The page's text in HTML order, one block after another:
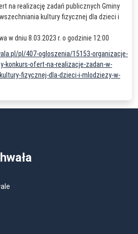
na realizację zadań publicznych Gminy
kultury fizycznej dla dzieci i
w dniu 8.03.2023 r. o godzinie 12:00
pl/407-ogloszenia/15153-organizacje-
konkurs-ofert-na-realizacje-zadan-w-
fizycznej-dla-dzieci-i-mlodziezy-w-